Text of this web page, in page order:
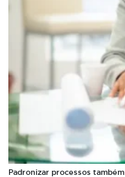
Padronizar processos